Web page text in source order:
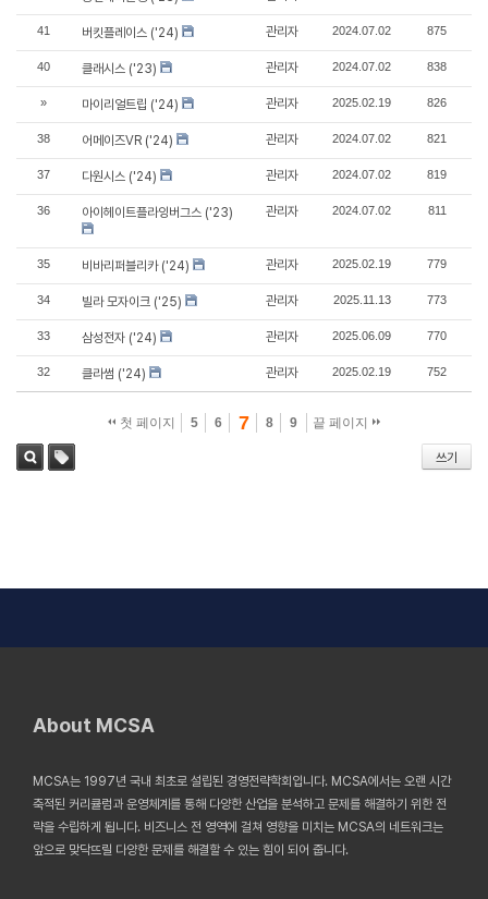
41 버킷플레이스 ('24) 관리자 2024.07.02 875
40 클래시스 ('23) 관리자 2024.07.02 838
» 마이리얼트립 ('24) 관리자 2025.02.19 826
38 어메이즈VR ('24) 관리자 2024.07.02 821
37 다원시스 ('24) 관리자 2024.07.02 819
36 아이헤이트플라잉버그스 ('23) 관리자 2024.07.02 811
35 비바리퍼블리카 ('24) 관리자 2025.02.19 779
34 빌라 모자이크 ('25) 관리자 2025.11.13 773
33 삼성전자 ('24) 관리자 2025.06.09 770
32 클라썸 ('24) 관리자 2025.02.19 752
첫 페이지 5 6 7 8 9 끝 페이지
쓰기
About MCSA
MCSA는 1997년 국내 최초로 설립된 경영전략학회입니다. MCSA에서는 오랜 시간
축적된 커리큘럼과 운영체계를 통해 다양한 산업을 분석하고 문제를 해결하기 위한 전
략을 수립하게 됩니다. 비즈니스 전 영역에 걸쳐 영향을 미치는 MCSA의 네트워크는
앞으로 맞닥뜨릴 다양한 문제를 해결할 수 있는 힘이 되어 줍니다.